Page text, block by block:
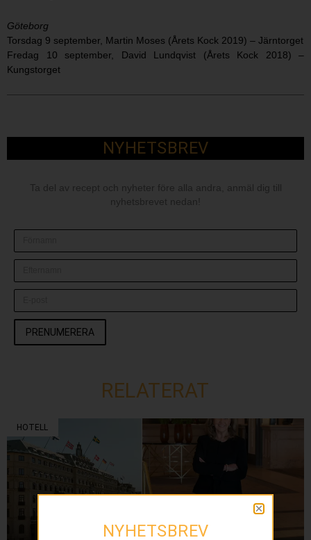
Göteborg
Torsdag 9 september, Martin Moses (Årets Kock 2019) – Järntorget
Fredag 10 september, David Lundqvist (Årets Kock 2018) –
Kungstorget
NYHETSBREV
Ta del av recept och nyheter före alla andra, anmäl dig till
nyhetsbrevet nedan!
PRENUMERERA
RELATERAT
HOTELL
NYHETSBREV